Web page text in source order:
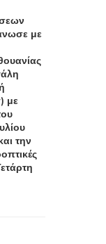
με
με
την